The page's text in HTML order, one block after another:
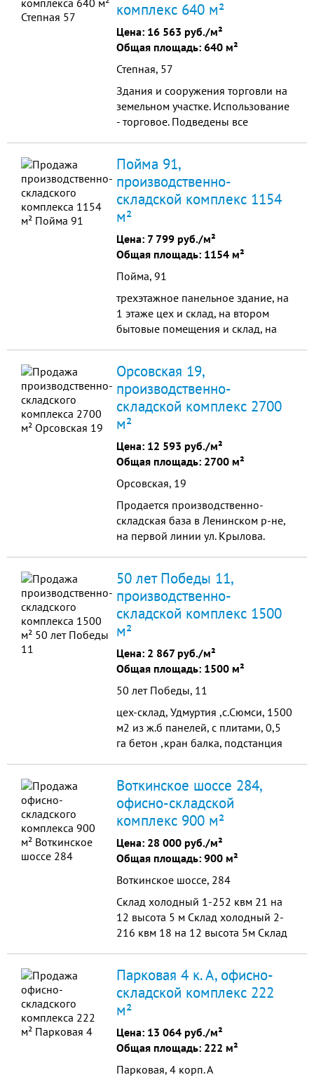
комплекс 640 м²
Цена: 16 563 руб./м²
Общая площадь: 640 м²
Степная, 57
Здания и сооружения торговли на
земельном участке. Использование
- торговое. Подведены все
черте города на пересечении ул.
Степная и Депутатская, недалеко
ул.Гагарина.
Пойма 91,
производственно-
складской комплекс 1154
м²
Цена: 7 799 руб./м²
Общая площадь: 1154 м²
Пойма, 91
трехэтажное панельное здание, на
1 этаже цех и склад, на втором
бытовые помещения и склад, на
стеклопакеты, кровля, отделка
офиса класса люкс
Орсовская 19,
производственно-
складской комплекс 2700
м²
Цена: 12 593 руб./м²
Общая площадь: 2700 м²
Орсовская, 19
Продается производственно-
складская база в Ленинском р-не,
на первой линии ул. Крылова.
общественного транспорт
50 лет Победы 11,
производственно-
складской комплекс 1500
м²
Цена: 2 867 руб./м²
Общая площадь: 1500 м²
50 лет Победы, 11
цех-склад, Удмуртия ,с.Сюмси, 1500
м2 из ж.б панелей, с плитами, 0,5
га бетон ,кран балка, подстанция
срок возможностью выкупа (на
дороге Киров) цена 4300000 руб.
Воткинское шоссе 284,
офисно-складской
комплекс 900 м²
Цена: 28 000 руб./м²
Общая площадь: 900 м²
Воткинское шоссе, 284
Склад холодный 1-252 квм 21 на
12 высота 5 м Склад холодный 2-
216 квм 18 на 12 высота 5м Склад
низкотемпературный до -18 80
кв...
Парковая 4 к. А, офисно-
складской комплекс 222
м²
Цена: 13 064 руб./м²
Общая площадь: 222 м²
Парковая, 4 корп. А